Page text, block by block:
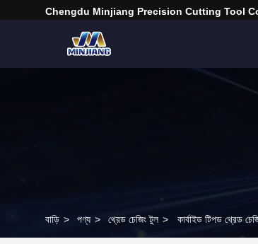
Chengdu Minjiang Precision Cutting Tool
বাড়ি > পণ্য > থ্রেড চেজিং টুল > কার্বাইড টিপড থ্রেড